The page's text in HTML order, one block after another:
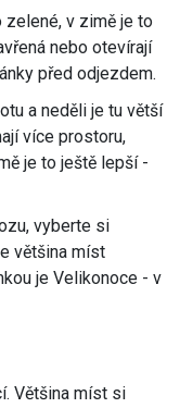
zelené, v zimě je to
nebo otevírají
před odjezdem.
a neděli je tu větší
více prostoru,
je to ještě lepší -
vyberte si
většina míst
je Velikonoce - v
Většina míst si